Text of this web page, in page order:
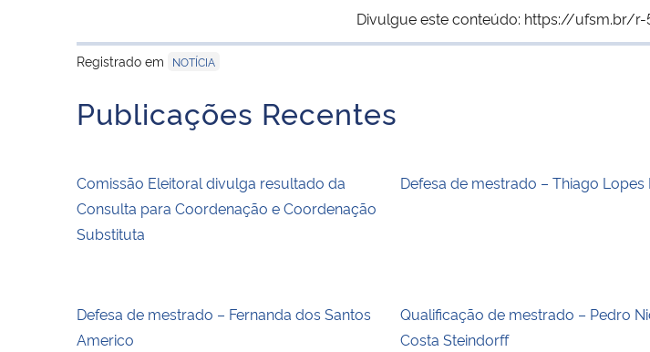
Divulgue este conteúdo: https://ufsm.br/r-
Registrado em
NOTÍCIA
Publicações Recentes
Comissão Eleitoral divulga resultado da
Consulta para Coordenação e Coordenação
Substituta
Defesa de mestrado – Thiago Lopes
Defesa de mestrado – Fernanda dos Santos
Americo
Qualificação de mestrado – Pedro
Costa Steindorff